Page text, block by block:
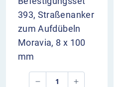
393, Straßenanker
zum Aufdübeln
Moravia, 8 x 100
mm